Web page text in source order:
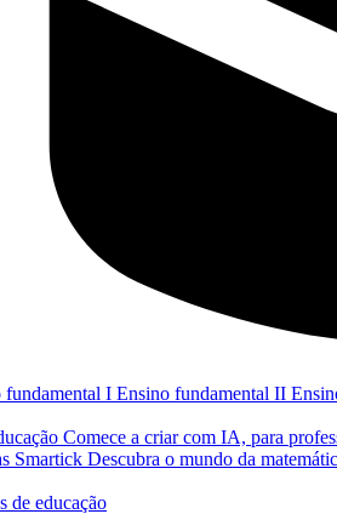
fundamental I Ensino fundamental II
Comece a criar com IA, para
Smartick Descubra o mundo da
de educação